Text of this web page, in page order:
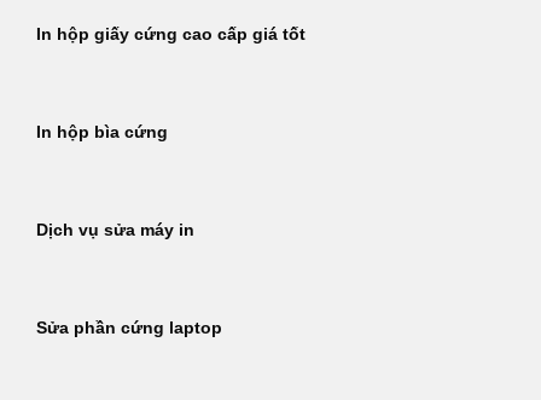
In hộp giấy cứng cao cấp giá tốt
In hộp bìa cứng
Dịch vụ sửa máy in
Sửa phần cứng laptop